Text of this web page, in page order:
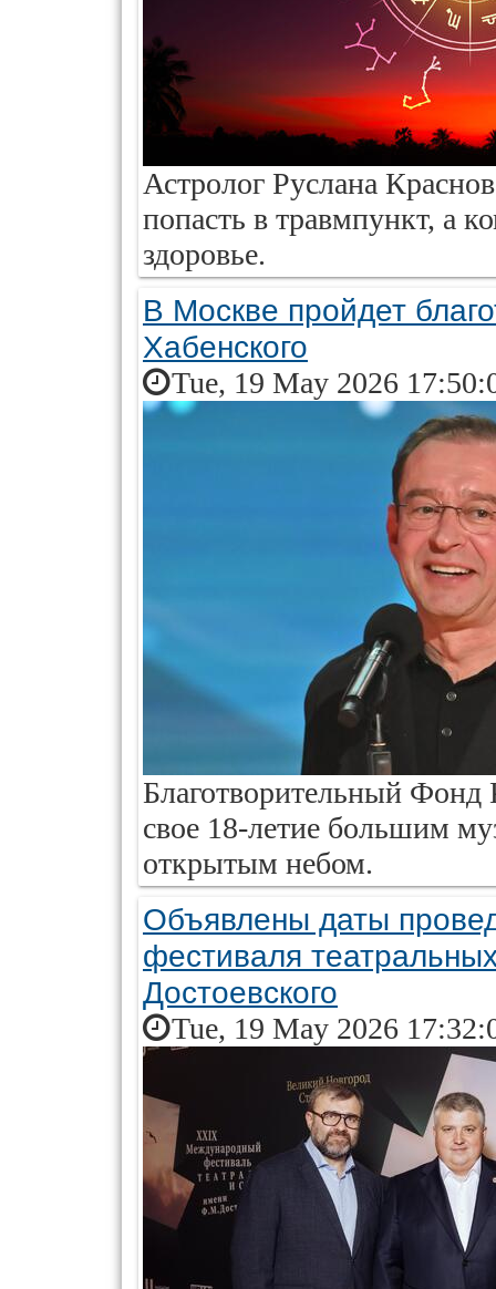
Астролог Руслана
попасть в травмпункт, а
здоровье.
В Москве пройдет
Хабенского
Tue, 19 May 2026
Благотворительный Фонд
свое 18-летие большим
открытым небом.
Объявлены даты
фестиваля
Достоевского
Tue, 19 May 2026